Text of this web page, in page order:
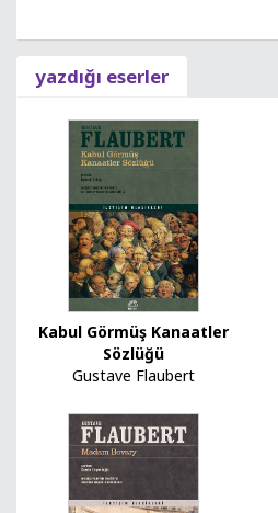
yazdığı eserler
Kabul Görmüş Kanaatler
Sözlüğü
Gustave Flaubert